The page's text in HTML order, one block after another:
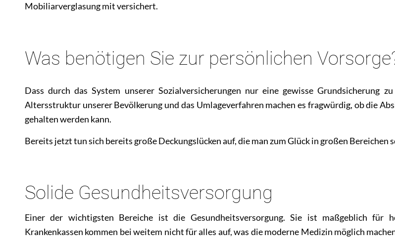
Mobiliarverglasung mit versichert.
Was benötigen Sie zur persönlichen
Dass durch das System unserer Sozialversicherungen nur eine gewisse
Altersstruktur unserer Bevölkerung und das Umlageverfahren machen es fragwürdig, ob die
gehalten werden kann.
Bereits jetzt tun sich bereits große Deckungslücken auf, die man zum Glück in großen Bereichen
Solide Gesundheitsversorgung
Einer der wichtigsten Bereiche ist die Gesundheitsversorgung. Sie ist maßgeblich für
Krankenkassen kommen bei weitem nicht für alles auf, was die moderne Medizin möglich